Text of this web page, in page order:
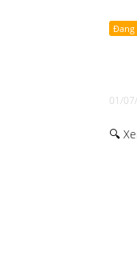
Đang
01/
🔍